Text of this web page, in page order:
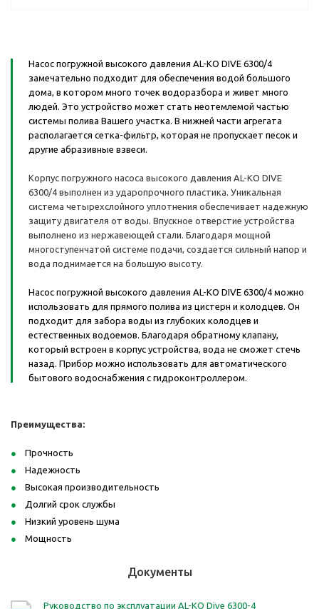
Насос погружной высокого давления AL-KO DIVE 6300/4
замечательно подходит для обеспечения водой большого
дома, в котором много точек водоразбора и живет много
людей. Это устройство может стать неотемлемой частью
системы полива Вашего участка. В нижней части агрегата
располагается сетка-фильтр, которая не пропускает песок и
другие абразивные взвеси.
Корпус погружного насоса высокого давления AL-KO DIVE
6300/4 выполнен из ударопрочного пластика. Уникальная
система четырехслойного уплотнения обеспечивает надежную
защиту двигателя от воды. Впускное отверстие устройства
выполнено из нержавеющей стали. Благодаря мощной
многоступенчатой системе подачи, создается сильный напор и
вода поднимается на большую высоту.
Насос погружной высокого давления AL-KO DIVE 6300/4 можно
использовать для прямого полива из цистерн и колодцев. Он
подходит для забора воды из глубоких колодцев и
естественных водоемов. Благодаря обратному клапану,
который встроен в корпус устройства, вода не сможет стечь
назад. Прибор можно использовать для автоматического
бытового водоснабжения с гидроконтроллером.
Преимущества:
Прочность
Надежность
Высокая производительность
Долгий срок службы
Низкий уровень шума
Мощность
Документы
Руководство по эксплуатации AL-KO Dive 6300-4